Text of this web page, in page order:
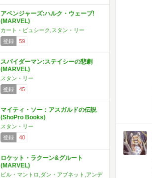
アベンジャーズ:ハルク・ウェーブ!
(MARVEL)
カート・ビュシーク,スタン・リー
登録
59
スパイダーマン:ステイシーの悲劇
(MARVEL)
スタン・リー
登録
45
マイティ・ソー：アスガルドの伝説
(ShoPro Books)
スタン・リー
登録
40
ロケット・ラクーン&グルート
(MARVEL)
ビル・マントロ,ダン・アブネット,アンデ